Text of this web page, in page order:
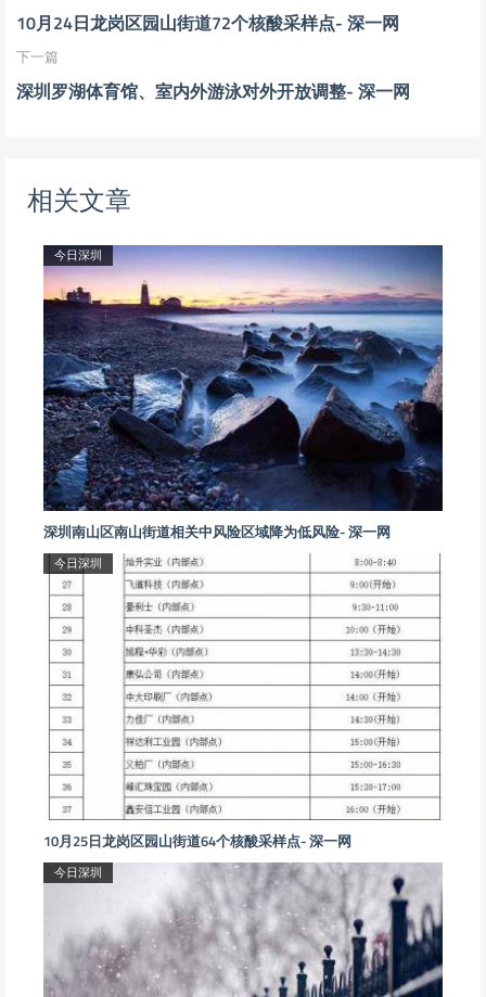
10月24日龙岗区园山街道72个核酸采样点- 深一网
下一篇
深圳罗湖体育馆、室内外游泳对外开放调整- 深一网
相关文章
今日深圳
深圳南山区南山街道相关中风险区域降为低风险- 深一网
今日深圳
10月25日龙岗区园山街道64个核酸采样点- 深一网
今日深圳